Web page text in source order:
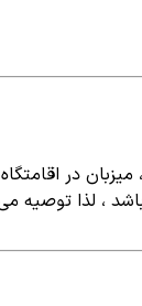
در
، لذا توصیه